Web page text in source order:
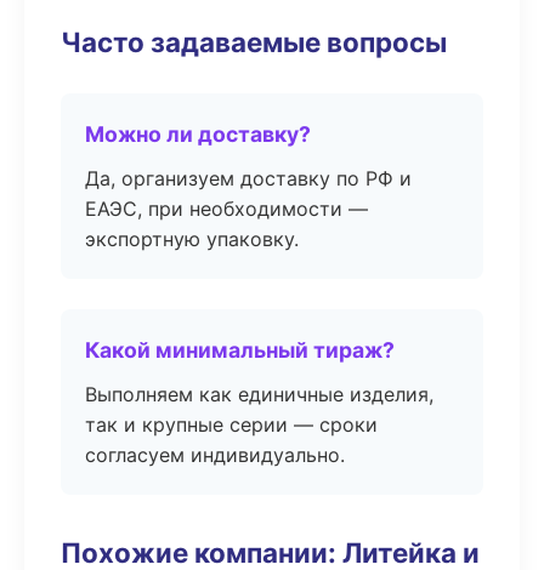
Часто задаваемые вопросы
Можно ли доставку?
Да, организуем доставку по РФ и
ЕАЭС, при необходимости —
экспортную упаковку.
Какой минимальный тираж?
Выполняем как единичные изделия,
так и крупные серии — сроки
согласуем индивидуально.
Похожие компании: Литейка и